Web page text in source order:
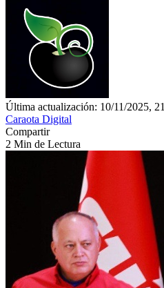
Última actualización: 10/11/2025, 21
Caraota Digital
Compartir
2 Min de Lectura